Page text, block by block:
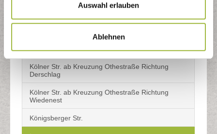
Auswahl erlauben
Ablehnen
Kreuzstr.
Kölner Str. ab Kreuzung Othestraße Richtung
Derschlag
Kölner Str. ab Kreuzung Othestraße Richtung
Wiedenest
Königsberger Str.